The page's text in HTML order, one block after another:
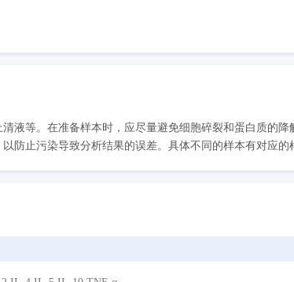
液等。在准备样本时，应尽量避免细胞碎裂和蛋白质的
防止污染导致分析结果的误差。具体不同的样本有对应